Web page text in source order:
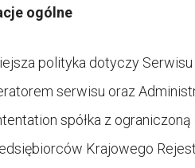
ogólne
polityka dotyczy
serwisu oraz
spółka z
Krajowego